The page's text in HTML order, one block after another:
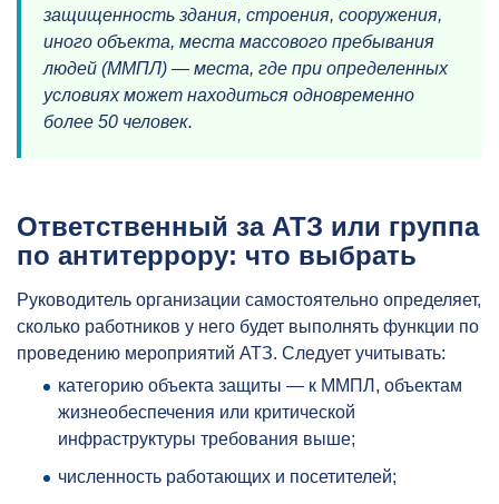
защищенность здания, строения, сооружения,
иного объекта, места массового пребывания
людей (ММПЛ) — места, где при определенных
условиях может находиться одновременно
более 50 человек.
Ответственный за АТЗ или группа
по антитеррору: что выбрать
Руководитель организации самостоятельно определяет,
сколько работников у него будет выполнять функции по
проведению мероприятий АТЗ. Следует учитывать:
категорию объекта защиты — к ММПЛ, объектам
жизнеобеспечения или критической
инфраструктуры требования выше;
численность работающих и посетителей;